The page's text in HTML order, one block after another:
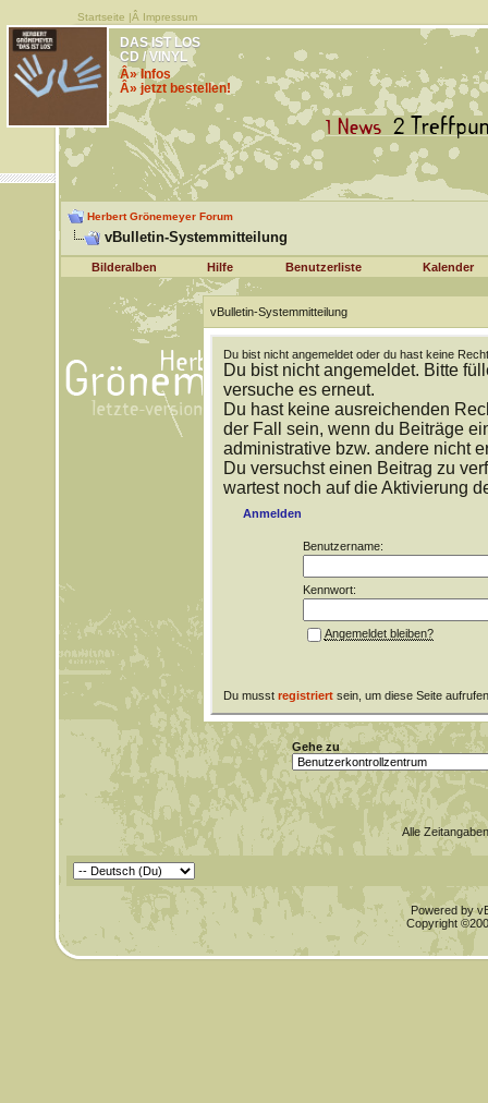
Startseite |Â Impressum
DAS IST LOS
CD / VINYL
Â» Infos
Â» jetzt bestellen!
Herbert Grönemeyer Forum
vBulletin-Systemmitteilung
Bilderalben Hilfe Benutzerliste Kalender
vBulletin-Systemmitteilung
Du bist nicht angemeldet oder du hast keine
Du bist nicht angemeldet. Bitte
versuche es erneut.
Du hast keine ausreichenden
der Fall sein, wenn du Beiträge
administrative bzw. andere nicht
Du versuchst einen Beitrag zu
wartest noch auf die Aktivierung
Anmelden
Benutzername:
Kennwort:
Angemeldet bleiben?
Du musst registriertsein, um diese Seite
Gehe zu
Alle
Powered by
Copyright